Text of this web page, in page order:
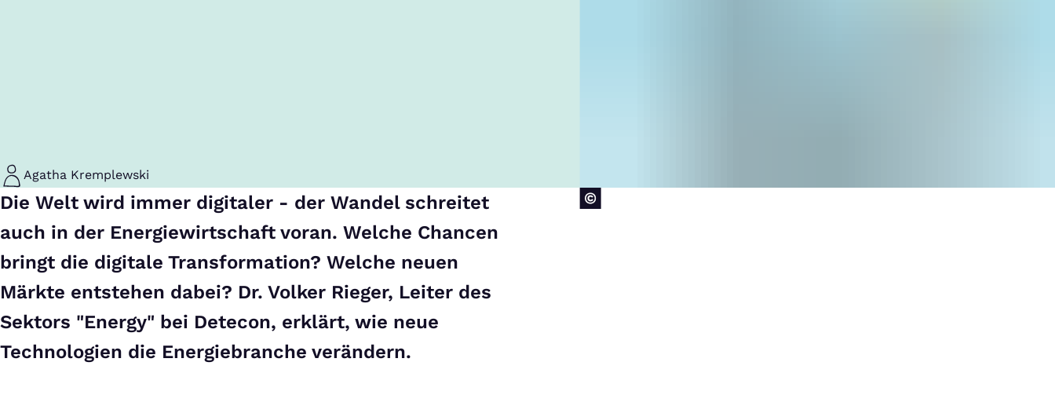
Agatha Kremplewski
Die Welt wird immer digitaler - der Wandel schreitet
auch in der Energiewirtschaft voran. Welche Chancen
bringt die digitale Transformation? Welche neuen
Märkte entstehen dabei? Dr. Volker Rieger, Leiter des
Sektors "Energy" bei Detecon, erklärt, wie neue
Technologien die Energiebranche verändern.